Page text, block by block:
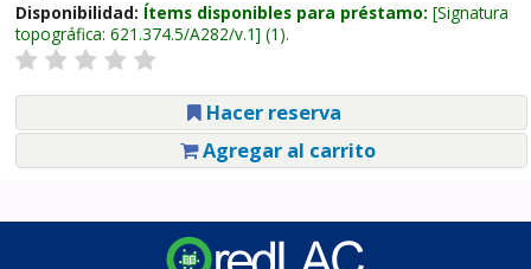
Disponibilidad: Ítems disponibles para préstamo: Signatura
topográfica: 621.374.5/A282/v.1 (1).
Hacer reserva
Agregar al carrito